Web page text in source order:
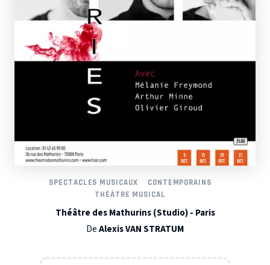
SPECTACLES MUSICAUX
CONTEMPORAINS
THÉÂTRE MUSICAL
Théâtre des Mathurins (Studio) - Paris
DeAlexis VAN STRATUM